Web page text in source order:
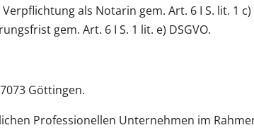
als Notarin gem. Art. 6 I S. lit. 1 c)
gem. Art. 6 I S. 1 lit. e) DSGVO.
Göttingen.
Professionellen Unternehmen im